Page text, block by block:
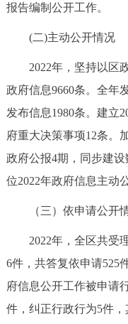
便民服务
中介服务
政民互动
参与调查
北京概况
绿色北京
报告编制公开工作。
(二)主动公开情况
2022年，坚持以区政
政府信息9660条。全年
发布信息1980条。建立
府重大决策事项12条。
政府公报4期，同步建
位2022年政府信息主动
（三）依申请公开
2022年，全区共受理
6件，共答复依申请525
府信息公开工作被申请
件，纠正行政行为5件